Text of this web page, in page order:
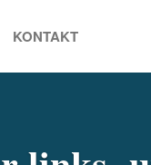
KONTAKT